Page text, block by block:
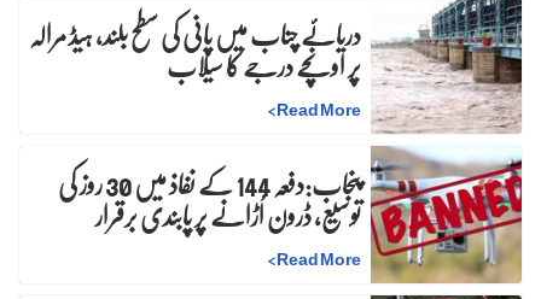
دریائے چناب میں پانی کی سطح بلند، ہیڈ مرالہ
پر اونچے درجے کا سیلاب
Read More
>
پنجاب:دفعہ 144 کے نفاذ میں 30 روز کیتوسیع، ڈرون اُڑانے پر پابندی برقرار
Read More
>